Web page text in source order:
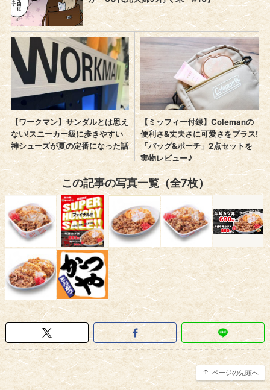
この記事の写真一覧（全7枚）
ページの先頭へ